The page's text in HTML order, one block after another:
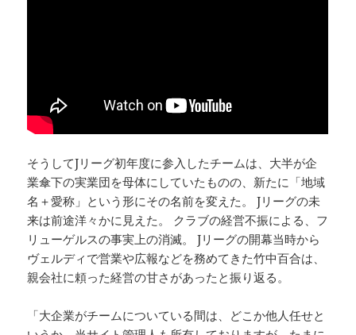
そうしてJリーグ初年度に参入したチームは、大半が企
業傘下の実業団を母体にしていたものの、新たに「地域
名＋愛称」という形にその名前を変えた。 Jリーグの未
来は前途洋々かに見えた。 クラブの経営不振による、フ
リューゲルスの事実上の消滅。 Jリーグの開幕当時から
ヴェルディで営業や広報などを務めてきた竹中百合は、
親会社に頼った経営の甘さがあったと振り返る。
「大企業がチームについている間は、どこか他人任せと